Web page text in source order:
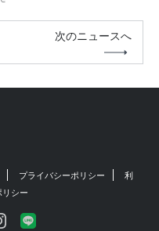
次のニュースへ
プライバシーポリシー
利
シー